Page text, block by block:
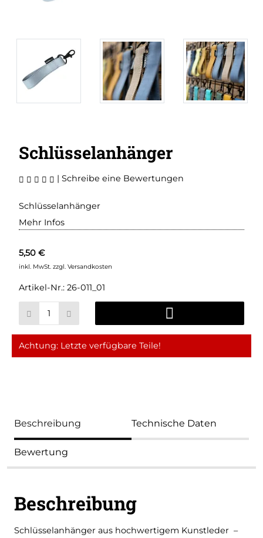
Schlüsselanhänger
| Schreibe eine Bewertungen
Schlüsselanhänger
Mehr Infos
5,50 €
inkl. MwSt. zzgl. Versandkosten
Artikel-Nr.: 26-011_01
Achtung: Letzte verfügbare Teile!
Beschreibung Technische Daten
Bewertung
Beschreibung
Schlüsselanhänger aus hochwertigem Kunstleder –